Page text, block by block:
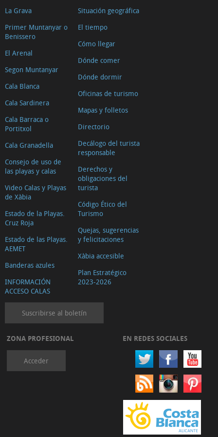
La Grava
Primer Muntanyar o
Benissero
El Arenal
Segon Muntanyar
Cala Blanca
Cala Sardinera
Cala Barraca o
Portitxol
Cala Granadella
Consejo de uso de
las playas y calas
Video Calas y Playas
de Xàbia
Estado de la Playas.
Cruz Roja
Estado de las Playas.
AEMET
Banderas azules
INFORMACIÓN
ACCESO CALAS
Situación geográfica
El tiempo
Cómo llegar
Dónde comer
Dónde dormir
Oficinas de turismo
Mapas y folletos
Directorio
Decálogo del turista
responsable
Derechos y
obligaciones del
turista
Código Ético del
Turismo
Quejas, sugerencias
y felicitaciones
Xàbia accesible
Plan Estratégico
2023-2026
Suscribirse al boletín
ZONA PROFESIONAL
Acceder
EN REDES SOCIALES